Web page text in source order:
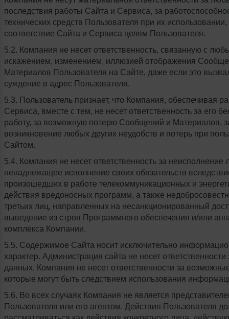
последствия работы Сайта и Сервиса, за
технических средств Пользователя при их использовании,
соответствие Сайта и Сервиса целям Пользователя.
5.2. Компания не несет ответственность, связанную с
искажением, изменением, иллюзией отображения
Материалов Пользователя на Сайте, даже если это
суждение в адрес Пользователя.
5.3. Пользователь признает, что Компания, обеспечивая
Сервиса, вместе с тем, не несет ответственность за его
работу, за возможную потерю Сообщений и Материалов,
возникновение любых других неудобств и потерь при
Сайтом.
5.4. Компания не несет ответственность за неисполнение
ненадлежащее исполнение своих обязательств
произошедших в работе телекоммуникационных и
действия вредоносных программ, а также
третьих лиц, направленных на несанкционированный
выведение из строя Программного обеспечения и/или
комплекса Компании.
5.5. Содержимое Сайта носит исключительно
характер. Администрация сайта не несет ответственности
данных. Компания не несет ответственности за
которые могут быть следствием использования
5.6. Во всех случаях Компания не является
Пользователя или его агентом. Действия Пользователя